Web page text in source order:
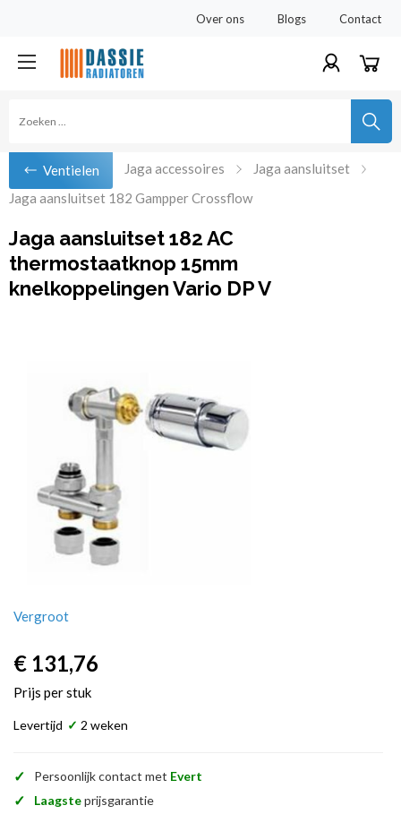
Over ons Blogs Contact
Ventielen Jaga accessoires
Jaga aansluitset
Jaga aansluitset 182 Gampper Crossflow
Jaga aansluitset 182 AC
thermostaatknop 15mm
knelkoppelingen Vario DP V
Vergroot
€ 131,76
Prijs per stuk
Levertijd ✓ 2 weken
✓ Persoonlijk contact met Evert
✓ Laagsteprijsgarantie